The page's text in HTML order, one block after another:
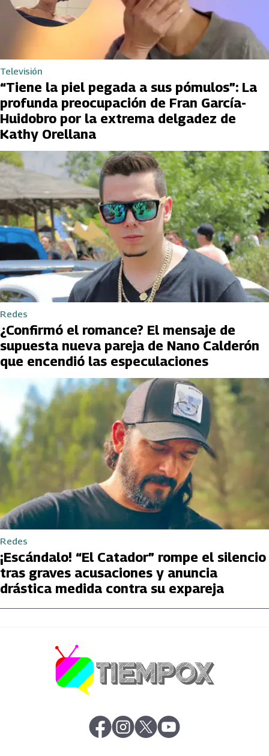
Televisión
“Tiene la piel pegada a sus pómulos”: La
profunda preocupación de Fran García-
Huidobro por la extrema delgadez de
Kathy Orellana
Redes
¿Confirmó el romance? El mensaje de
supuesta nueva pareja de Nano Calderón
que encendió las especulaciones
Redes
¡Escándalo! “El Catador” rompe el silencio
tras graves acusaciones y anuncia
drástica medida contra su expareja
abre en nueva pestaña
abre en nueva pestaña
abre en nueva pestaña